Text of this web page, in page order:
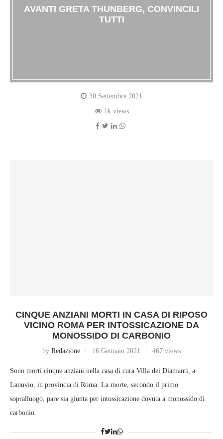
AVANTI GRETA THUNBERG, CONVINCILI
TUTTI
30 Settembre 2021
1k views
CINQUE ANZIANI MORTI IN CASA DI RIPOSO
VICINO ROMA PER INTOSSICAZIONE DA
MONOSSIDO DI CARBONIO
by Redazione 16 Gennaio 2021 467 views
Sono morti cinque anziani nella casa di cura Villa dei Diamanti, a
Lanuvio, in provincia di Roma. La morte, secondo il primo
sopralluogo, pare sia giunta per intossicazione dovuta a monossido di
carbonio.